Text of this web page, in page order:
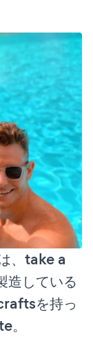
、take a
造している
を持っ